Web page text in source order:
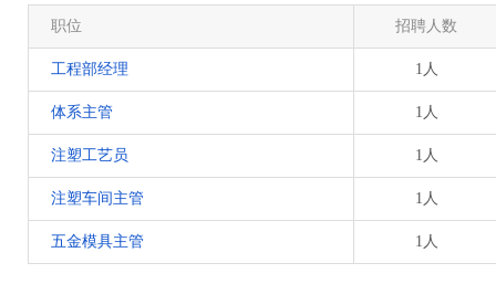
职位 招聘人数
工程部经理 1人
体系主管 1人
注塑工艺员 1人
注塑车间主管 1人
五金模具主管 1人